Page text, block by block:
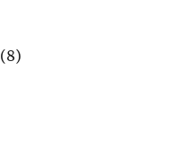
(8)